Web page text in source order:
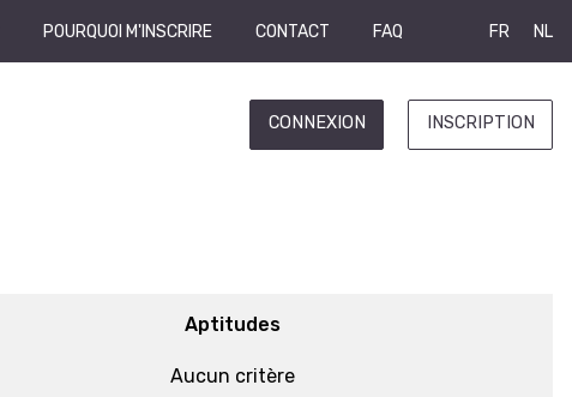
POURQUOI M'INSCRIRE CONTACT FAQ FR NL
CONNEXION INSCRIPTION
Aptitudes
Aucun critère